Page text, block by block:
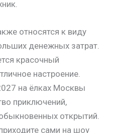
относятся к виду
денежных затрат.
красочный
настроение.
на ёлках Москвы
приключений,
открытий.
сами на шоу